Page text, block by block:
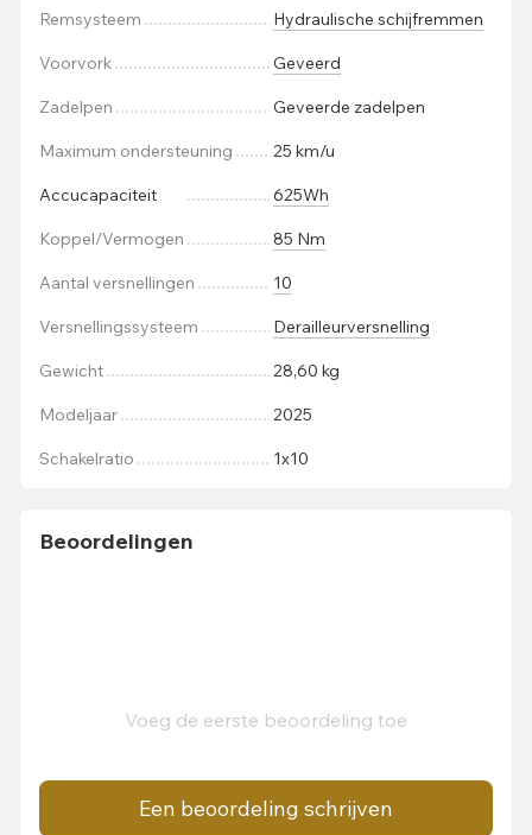
Remsysteem Hydraulische schijfremmen
Voorvork Geveerd
Zadelpen Geveerde zadelpen
Maximum ondersteuning 25 km/u
Accucapaciteit 625Wh
Koppel/Vermogen 85 Nm
Aantal versnellingen 10
Versnellingssysteem Derailleurversnelling
Gewicht 28,60 kg
Modeljaar 2025
Schakelratio 1x10
Beoordelingen
Voeg de eerste beoordeling toe
Een beoordeling schrijven